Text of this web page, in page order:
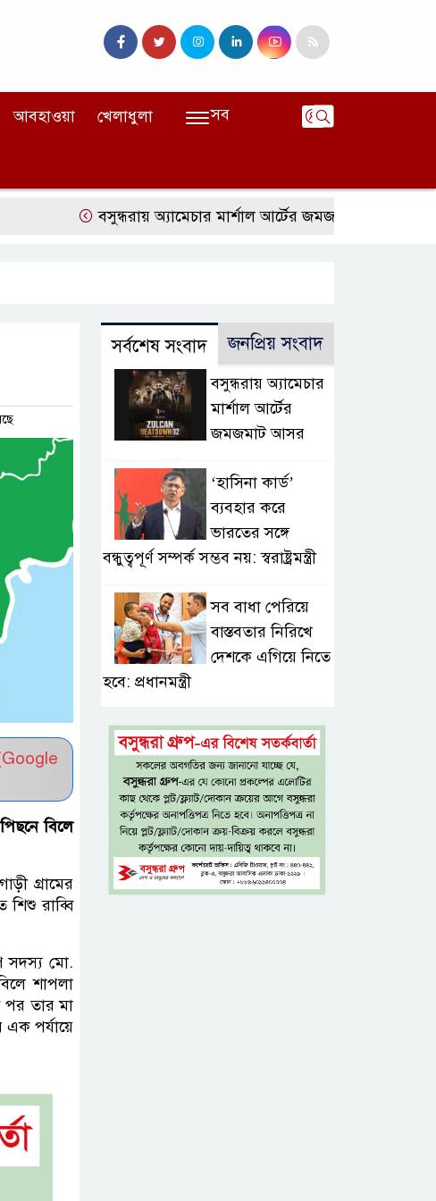
আবহাওয়া খেলাধুলা সব
বসুন্ধরায় অ্যামেচার মার্শাল আর্টের জমজমাট আসর
বিলে
গ্রামের
রাব্বি
সদস্য মো.
শাপলা
পর তার মা
এক পর্যায়ে
সর্বশেষ সংবাদ জনপ্রিয় সংবাদ
বসুন্ধরায় অ্যামেচার
মার্শাল আর্টের
জমজমাট আসর
‘হাসিনা কার্ড’
ব্যবহার করে
ভারতের সঙ্গে
বন্ধুত্বপূর্ণ সম্পর্ক সম্ভব নয়: স্বরাষ্ট্রমন্ত্রী
সব বাধা পেরিয়ে
বাস্তবতার নিরিখে
দেশকে এগিয়ে নিতে
হবে: প্রধানমন্ত্রী
নীরবে এতিম
শিশুদের পাশে
সায়েম সোবহান
আনভীর
সেবার মানসিকতা
ছাড়া